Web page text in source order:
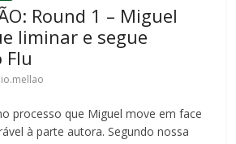
Round 1 – Miguel
liminar e segue
Flu
processo que Miguel move em face
à parte autora. Segundo nossa